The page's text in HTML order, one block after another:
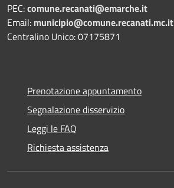
PEC:comune.recanati@emarche.it
Email: municipio@comune.recanati.mc.it
Centralino Unico: 07175871
Prenotazione appuntamento
Segnalazione disservizio
Leggi le FAQ
Richiesta assistenza